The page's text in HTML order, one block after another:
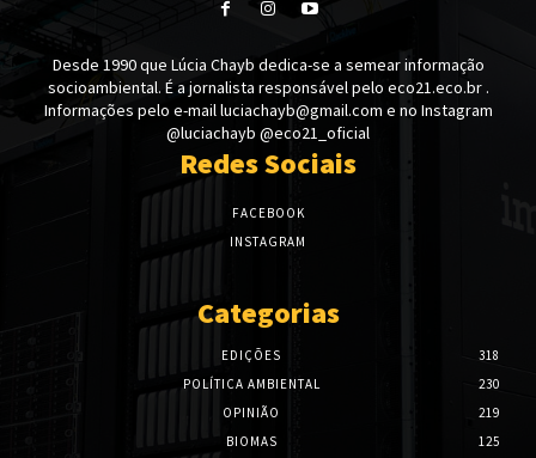
Desde 1990 que Lúcia Chayb dedica-se a semear informação
socioambiental. É a jornalista responsável pelo eco21.eco.br .
Informações pelo e-mail luciachayb@gmail.com e no Instagram
@luciachayb @eco21_oficial
Redes Sociais
FACEBOOK
INSTAGRAM
Categorias
EDIÇÕES
318
POLÍTICA AMBIENTAL
230
OPINIÃO
219
BIOMAS
125